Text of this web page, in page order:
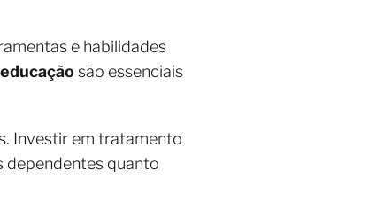
e habilidades
são essenciais
Investir em tratamento
dependentes quanto